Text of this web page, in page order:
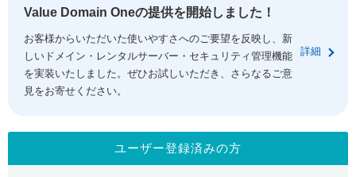
ドメイン移管
ドメイン価格一覧
ドメイン一括検索
.jpドメインオークション
gTLDオークション NEW!
コアサーバー
バリューサーバー
XREA
セキュリティトップ
Value Domain ネットde診断
SSL証明書
サービストップ
お得意様割引
facebook
Value Domain Oneの提供を開始しました！
お客様からいただいた使いやすさへのご要望を反映し、新
しいドメイン・レンタルサーバー・セキュリティ管理機能
を実装いたしました。ぜひお試しいただき、さらなるご意
見をお寄せください。
詳細
ユーザー登録済みの方